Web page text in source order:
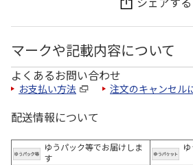
マークや記載内容について
よくあるお問い合わせ
お支払い方法 注文のキャンセル
配送情報について
ゆうパック等でお届けしま
す